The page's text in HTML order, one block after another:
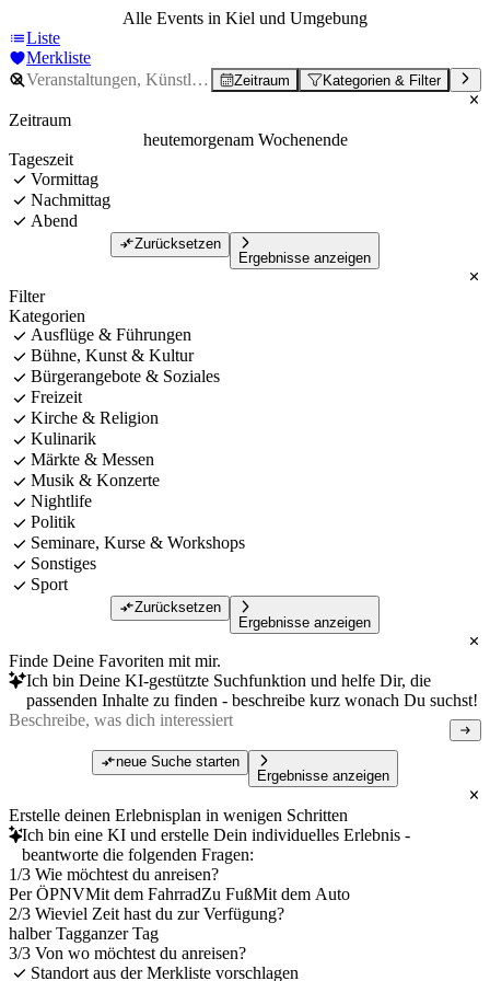
Alle Events in Kiel und Umgebung
Liste
Merkliste
Zeitraum Kategorien & Filter
Zeitraum
heutemorgenam Wochenende
Tageszeit
Vormittag
Nachmittag
Abend
Zurücksetzen
Ergebnisse anzeigen
Filter
Kategorien
Ausflüge & Führungen
Bühne, Kunst & Kultur
Bürgerangebote & Soziales
Freizeit
Kirche & Religion
Kulinarik
Märkte & Messen
Musik & Konzerte
Nightlife
Politik
Seminare, Kurse & Workshops
Sonstiges
Sport
Zurücksetzen
Ergebnisse anzeigen
Finde Deine Favoriten mit mir.
Ich bin Deine KI-gestützte Suchfunktion und helfe Dir, die
passenden Inhalte zu finden - beschreibe kurz wonach Du suchst!
neue Suche starten
Ergebnisse anzeigen
Erstelle deinen Erlebnisplan in wenigen Schritten
Ich bin eine KI und erstelle Dein individuelles Erlebnis -
beantworte die folgenden Fragen:
1/3 Wie möchtest du anreisen?
Per ÖPNVMit dem FahrradZu FußMit dem Auto
2/3 Wieviel Zeit hast du zur Verfügung?
halber Tagganzer Tag
3/3 Von wo möchtest du anreisen?
Standort aus der Merkliste vorschlagen